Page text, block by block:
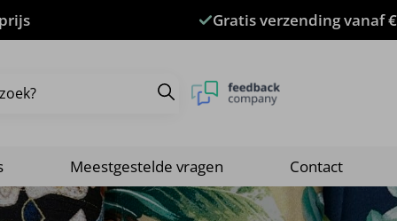
Gratis verzending vanaf
Meestgestelde vragen Contact